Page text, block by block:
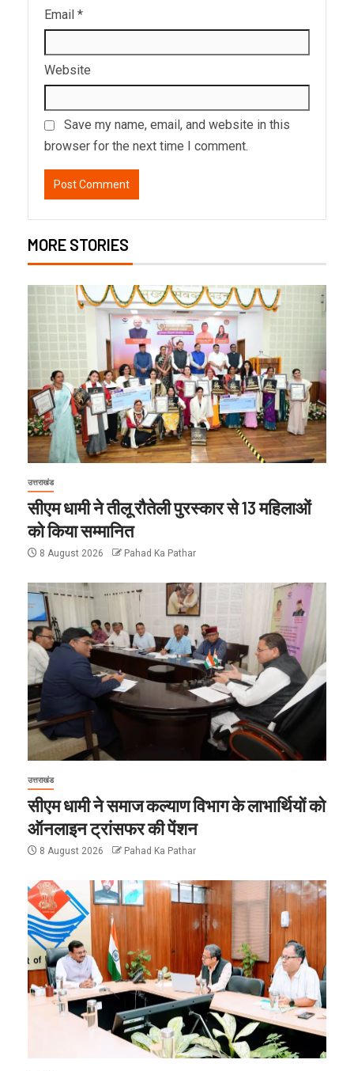
Email *
Website
Save my name, email, and website in this
browser for the next time I comment.
MORE STORIES
उत्तराखंड
सीएम धामी ने तीलू रौतेली पुरस्कार से 13 महिलाओं
को किया सम्मानित
8 August 2026 Pahad Ka Pathar
उत्तराखंड
सीएम धामी ने समाज कल्याण विभाग के लाभार्थियों को
ऑनलाइन ट्रांसफर की पेंशन
8 August 2026 Pahad Ka Pathar